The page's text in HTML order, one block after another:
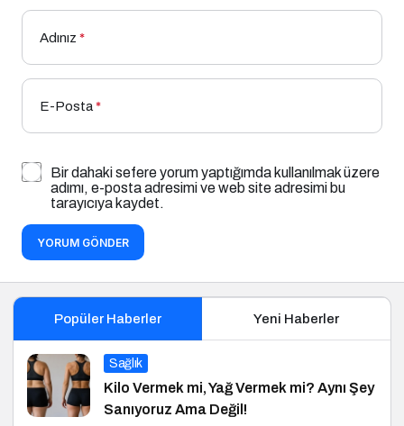
Adınız *
E-Posta*
Bir dahaki sefere yorum yaptığımda kullanılmak üzere
adımı, e-posta adresimi ve web site adresimi bu
tarayıcıya kaydet.
YORUM GÖNDER
Popüler Haberler Yeni Haberler
Sağlık
Kilo Vermek mi, Yağ Vermek mi? Aynı Şey
Sanıyoruz Ama Değil!